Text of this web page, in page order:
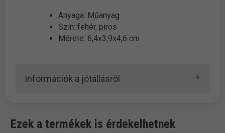
Anyaga: Műanyag
Szín: fehér, piros
Mérete: 6,4x3,9x4,6 cm
Információk a jótállásról
Ezek a termékek is érdekelhetnek